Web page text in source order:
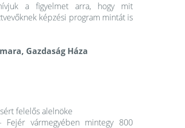
a figyelmet arra, hogy mit
képzési program mintát is
Gazdaság Háza
felelős alelnöke
Fejér vármegyében mintegy 800